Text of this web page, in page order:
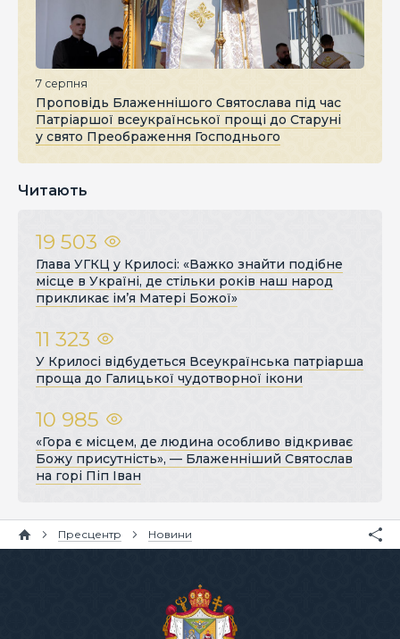
7 серпня
Проповідь Блаженнішого Святослава під час
Патріаршої всеукраїнської прощі до Старуні
у свято Преображення Господнього
Читають
19 503
Глава УГКЦ у Крилосі: «Важко знайти подібне
місце в Україні, де стільки років наш народ
прикликає ім’я Матері Божої»
11 323
У Крилосі відбудеться Всеукраїнська патріарша
проща до Галицької чудотворної ікони
10 985
«Гора є місцем, де людина особливо відкриває
Божу присутність», — Блаженніший Святослав
на горі Піп Іван
Пресцентр Новини